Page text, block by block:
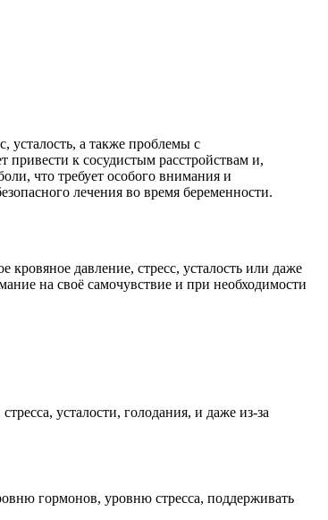
усталость, а также проблемы с
к сосудистым расстройствам и,
что требует особого внимания и
лечения во время беременности.
давление, стресс, усталость или даже
на своё самочувствие и при необходимости
усталости, голодания, и даже из-за
гормонов, уровню стресса, поддерживать